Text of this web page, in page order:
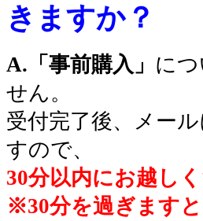
きますか？
A.「事前購入」 に
せん。
受付完了後、メー
すので、
30分以内にお越しく
※30分を過ぎます